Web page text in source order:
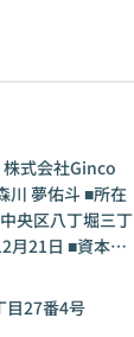
株式会社Ginco
川 夢佑斗 ■所在
央区八丁堀三丁
月21日 ■資本
要：業務用暗号
開発・提供 ・
」の開発・
目27番4号